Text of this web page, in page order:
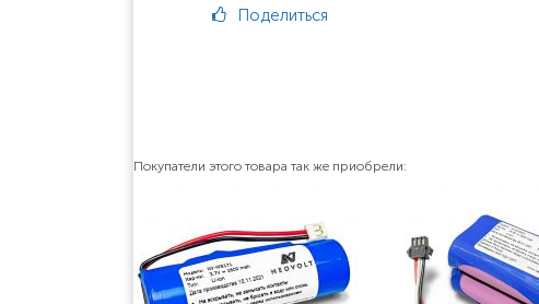
Поделиться
Покупатели этого товара так же приобрели: